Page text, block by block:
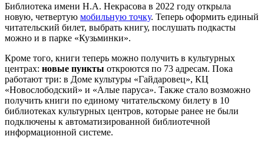
Библиотека имени Н.А. Некрасова в 2022 году открыла
новую, четвертую мобильную точку. Теперь оформить единый
читательский билет, выбрать книгу, послушать подкасты
можно и в парке «Кузьминки».
Кроме того, книги теперь можно получить в культурных
центрах: новые пункты откроются по 73 адресам. Пока
работают три: в Доме культуры «Гайдаровец», КЦ
«Новослободский» и «Алые паруса». Также стало возможно
получить книги по единому читательскому билету в 10
библиотеках культурных центров, которые ранее не были
подключены к автоматизированной библиотечной
информационной системе.